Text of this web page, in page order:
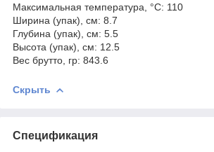
Максимальная температура, °С: 110
Ширина (упак), см: 8.7
Глубина (упак), см: 5.5
Высота (упак), см: 12.5
Вес брутто, гр: 843.6
Скрыть
Спецификация